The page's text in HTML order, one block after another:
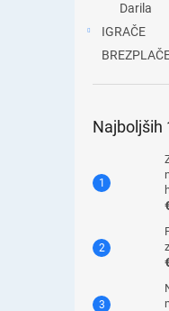
Darila
IGRAČE
Najboljših